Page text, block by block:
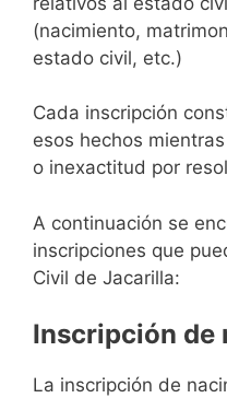
(nacimiento,
estado civil, etc.)
Cada inscripción
esos hechos
o inexactitud por
A continuación se
inscripciones que
Civil de Jacarilla:
Inscripción de
La inscripción de